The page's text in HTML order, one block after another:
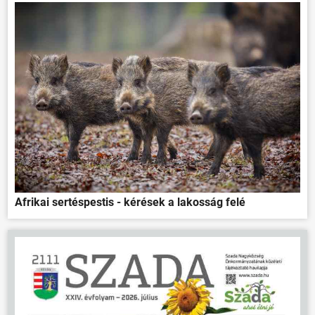
Afrikai sertéspestis - kérések a lakosság felé